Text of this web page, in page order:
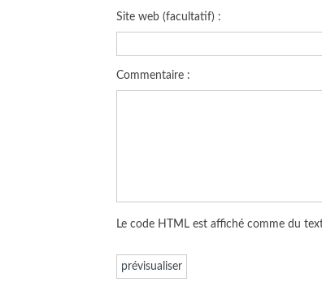
Site web (facultatif) :
Commentaire :
Le code HTML est affiché comme du